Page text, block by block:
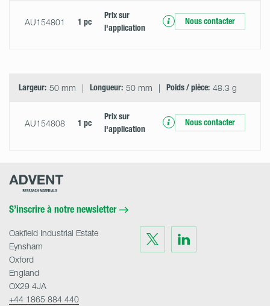
AU154801 1 pc
Prix ​​sur
l'application
Nous contacter
Largeur: 50 mm Longueur: 50 mm Poids / pièce: 48.3 g
AU154808 1 pc
Prix ​​sur
l'application
Nous contacter
Advent
S’inscrire à notre newsletter
Visit
us
on
Twitter
Visit
on
LinkedIn
Oakfield Industrial Estate
Eynsham
Oxford
England
OX29 4JA
+44 1865 884 440